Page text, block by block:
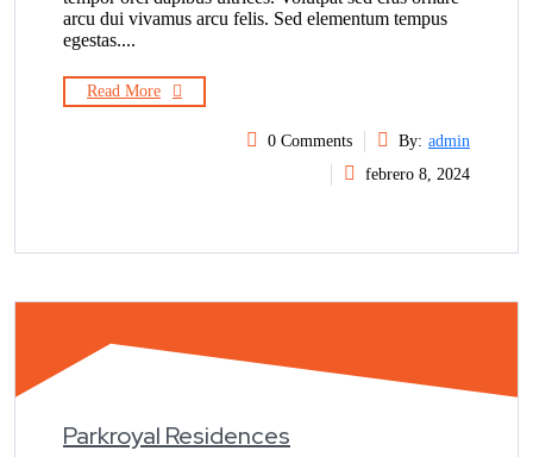
arcu dui vivamus arcu felis. Sed elementum tempus
egestas....
Read More
0 Comments By: admin
febrero 8, 2024
Parkroyal Residences